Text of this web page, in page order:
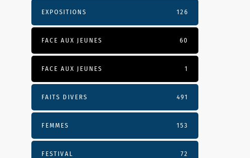
EXPOSITIONS 126
FACE AUX JEUNES 60
FACE AUX JEUNES 1
FAITS DIVERS 491
FEMMES 153
FESTIVAL 72